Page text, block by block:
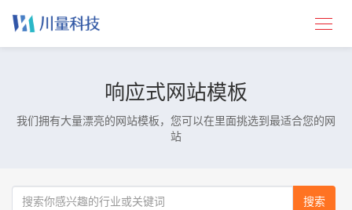
响应式网站模板
我们拥有大量漂亮的网站模板，您可以在里面挑选到最适合您的网
站
搜索